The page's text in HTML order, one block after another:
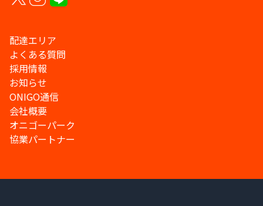
配達エリア
よくある質問
採用情報
お知らせ
ONIGO通信
会社概要
オニゴーパーク
協業パートナー